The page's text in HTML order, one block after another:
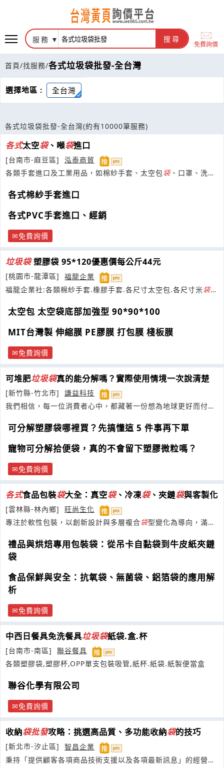
服務 搜尋
免費詢價
首頁/找服務/各式垃圾袋批發-全台灣
選擇地區 : 全台灣
各式垃圾袋批發-全台灣(約有10000筆服務)
各式太空袋、噸袋進口
[台南市-麻豆區]
泓泰商貿
各類手套進口及工業用品，如棉紗手套、太空包袋、口罩、洗手
各式棉紗手套進口
各式PVC手套進口、經銷
免費詢價
垃圾袋塑膠袋 95*120優惠價每公斤44元
[桃園市-龍潭區]
福龍企業
福龍企業社:各類棉紗手套.橡膠手套.各尺寸太空包.各尺寸米袋.
太空包 太空袋底部加強型 90*90*100
MIT台灣製 伸縮膜 PE膠膜 打包膜 棧板膜
免費詢價
可堆肥垃圾袋真的能分解嗎？實際使用情境一次說清楚
[新竹縣-竹北市]
謙益科技
我們相信，每一位消費者心中，都藏著一份想為地球更好而付出
可分解塑膠袋哪裡買？先搞懂這 5 件事再下單
寵物可分解拾便袋，真的不會留下塑膠微粒嗎？
免費詢價
各式食品包裝袋大全：真空袋、冷凍袋、夾鏈袋與客製化
[雲林縣-林內鄉]
旺尚生化
專注於軟性包裝，以創新設計與多層複合袋型變化為導向，滿足
禮品與烘焙專用包裝袋：從吊卡自黏袋到牛皮紙夾鏈
袋
食品保鮮與安全：抗氧袋、無菌袋、鋁箔袋的應用解
析
免費詢價
中西日餐具免洗餐具垃圾袋紙袋.盒.杯
[台南市-南區]
聯谷餐具
各類塑膠袋,塑膠杯,OPP單支包裝吸管,紙杯.紙袋.紙製便當盒
聯谷化學有限公司
免費詢價
收納袋批發攻略：挑選高品質、多功能收納袋的技巧
[新北市-汐止區]
智昌企業
秉持「提供顧客各項商品技術支援以及各項最新訊息」的經營理